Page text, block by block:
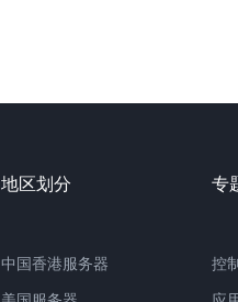
地区划分
中国香港服务器
专
控